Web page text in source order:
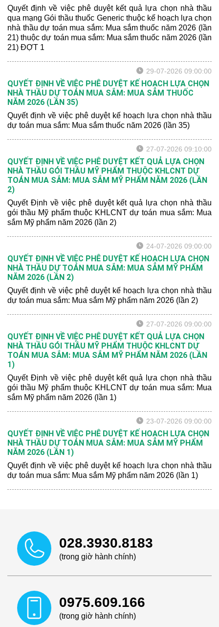
Quyết định về việc phê duyệt kết quả lựa chọn nhà thầu
qua mạng Gói thầu thuốc Generic thuộc kế hoạch lựa chọn
nhà thầu dự toán mua sắm: Mua sắm thuốc năm 2026 (lần
21) thuộc dự toán mua sắm: Mua sắm thuốc năm 2026 (lần
21) ĐỢT 1
29-07-2026 09:00:00
QUYẾT ĐỊNH VỀ VIỆC PHÊ DUYỆT KẾ HOẠCH LỰA CHỌN
NHÀ THẦU DỰ TOÁN MUA SẮM: MUA SẮM THUỐC
NĂM 2026 (LẦN 35)
Quyết định về việc phê duyệt kế hoạch lựa chọn nhà thầu
dự toán mua sắm: Mua sắm thuốc năm 2026 (lần 35)
27-07-2026 09:10:00
QUYẾT ĐỊNH VỀ VIỆC PHÊ DUYỆT KẾT QUẢ LỰA CHỌN
NHÀ THẦU GÓI THẦU MỸ PHẨM THUỘC KHLCNT DỰ
TOÁN MUA SẮM: MUA SẮM MỸ PHẨM NĂM 2026 (LẦN
2)
Quyết Định về việc phê duyệt kết quả lựa chọn nhà thầu
gói thầu Mỹ phẩm thuộc KHLCNT dự toán mua sắm: Mua
sắm Mỹ phẩm năm 2026 (lần 2)
24-07-2026 09:00:00
QUYẾT ĐỊNH VỀ VIỆC PHÊ DUYỆT KẾ HOẠCH LỰA CHỌN
NHÀ THẦU DỰ TOÁN MUA SẮM: MUA SẮM MỸ PHẨM
NĂM 2026 (LẦN 2)
Quyết định về việc phê duyệt kế hoạch lựa chọn nhà thầu
dự toán mua sắm: Mua sắm Mỹ phẩm năm 2026 (lần 2)
27-07-2026 09:00:00
QUYẾT ĐỊNH VỀ VIỆC PHÊ DUYỆT KẾT QUẢ LỰA CHỌN
NHÀ THẦU GÓI THẦU MỸ PHẨM THUỘC KHLCNT DỰ
TOÁN MUA SẮM: MUA SẮM MỸ PHẨM NĂM 2026 (LẦN
1)
Quyết Định về việc phê duyệt kết quả lựa chọn nhà thầu
gói thầu Mỹ phẩm thuộc KHLCNT dự toán mua sắm: Mua
sắm Mỹ phẩm năm 2026 (lần 1)
23-07-2026 09:00:00
QUYẾT ĐỊNH VỀ VIỆC PHÊ DUYỆT KẾ HOẠCH LỰA CHỌN
NHÀ THẦU DỰ TOÁN MUA SẮM: MUA SẮM MỸ PHẨM
NĂM 2026 (LẦN 1)
Quyết định về việc phê duyệt kế hoạch lựa chọn nhà thầu
dự toán mua sắm: Mua sắm Mỹ phẩm năm 2026 (lần 1)
028.3930.8183
(trong giờ hành chính)
0975.609.166
(trong giờ hành chính)